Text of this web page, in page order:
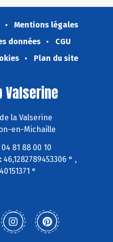
Mentions légales
données
CGU
Plan du site
Valserine
la Valserine
en-Michaille
81 88 00 10
46,1282789453306 ° ,
°